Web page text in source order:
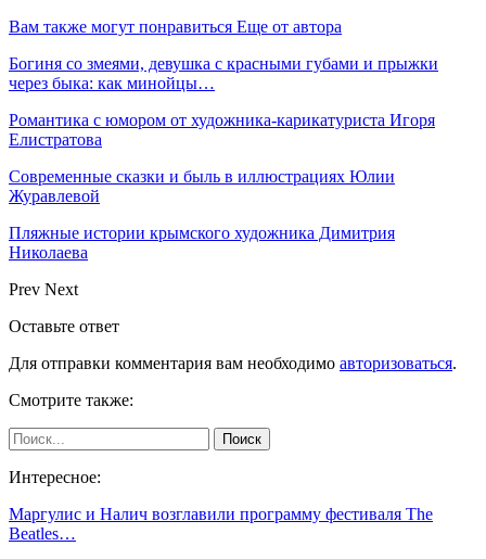
Вам также могут понравиться Еще от автора
Богиня со змеями, девушка с красными губами и прыжки
через быка: как минойцы…
Романтика с юмором от художника-карикатуриста Игоря
Елистратова
Современные сказки и быль в иллюстрациях Юлии
Журавлевой
Пляжные истории крымского художника Димитрия
Николаева
Prev Next
Оставьте ответ
Для отправки комментария вам необходимо авторизоваться.
Смотрите также:
Интересное:
Маргулис и Налич возглавили программу фестиваля The
Beatles…